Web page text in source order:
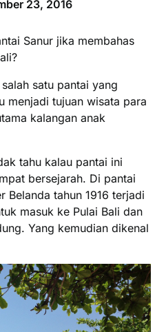
23, 2016
Sanur jika membahas
satu pantai yang
menjadi tujuan wisata para
kalangan anak
tahu kalau pantai ini
bersejarah. Di pantai
Belanda tahun 1916 terjadi
masuk ke Pulai Bali dan
Yang kemudian dikenal